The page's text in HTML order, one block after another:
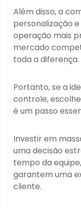
Além disso, a
personalização
operação mais
mercado
toda a diferença.
Portanto, se a
controle,
é um passo
Investir em
uma decisão
tempo da
garantem uma
cliente.